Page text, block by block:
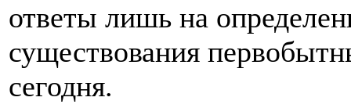
ответы лишь на
существования
сегодня.